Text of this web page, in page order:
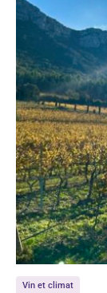
Vin et climat